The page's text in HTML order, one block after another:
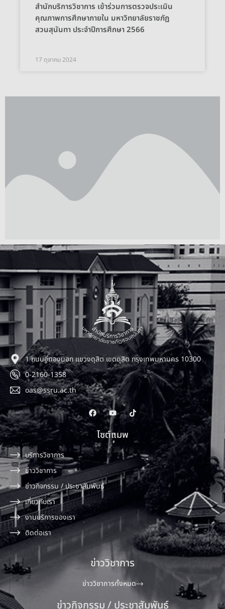
สำนักบริการวิชาการ เข้าร่วมการตรวจประเมิน
คุณภาพการศึกษาภายใน มหาวิทยาลัยราชภัฏ
สวนสุนันทา ประจำปีการศึกษา 2566
17 ตุลาคม 2024
1 ถนนอู่ทองนอก แขวงดุสิต เขตดุสิต กรุงเทพมหานคร 10300
0-2160-1358
oas@ssru.ac.th
ไซต์แมพ
บริการวิชาการ
ข่าววิชาการ
ข่าวกิจกรรม / ประชาสัมพันธ์
เกี่ยวกับเรา
งานบริการของเรา
ติดต่อเรา
ข่าววิชาการ
ข่าววิชาการทั้งหมด
ข่าวกิจกรรม / ประชาสัมพันธ์